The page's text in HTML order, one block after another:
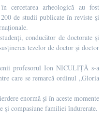
cercetarea arheologică au fost
de studii publicate în reviste şi
conducător de doctorate și
tezelor de doctor și doctor
profesorul Ion NICULIȚĂ s-a
care se remarcă ordinul „Gloria
enormă și în aceste momente
și compasiune familiei îndurerate.